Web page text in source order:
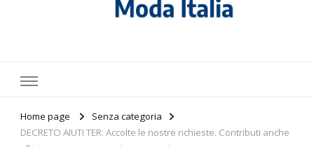
Home page
Senza categoria
DECRETO AIUTI TER: Accolte le nostre richieste. Contributi anche